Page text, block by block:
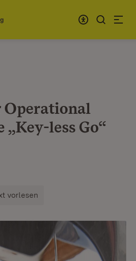
Operational
„Key-less Go“
vorlesen